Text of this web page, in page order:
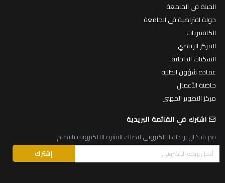
الحياة في الجامعة
جولة افتراضية في الجامعة
الكافتيريات
المركز الرياضي
السكنات الداخلية
عمادة شؤون الطلبة
حاضنة الأعمال
مركز التطوير المهني
اشترك في القائمة البريدية
قم بادخال بريدك الالكتروني لتصلك النشرة الالكترونية بانتظام